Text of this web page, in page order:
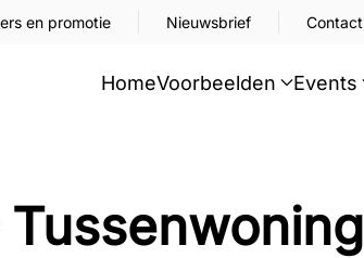
en promotie Nieuwsbrief Contact
HomeVoorbeelden Events